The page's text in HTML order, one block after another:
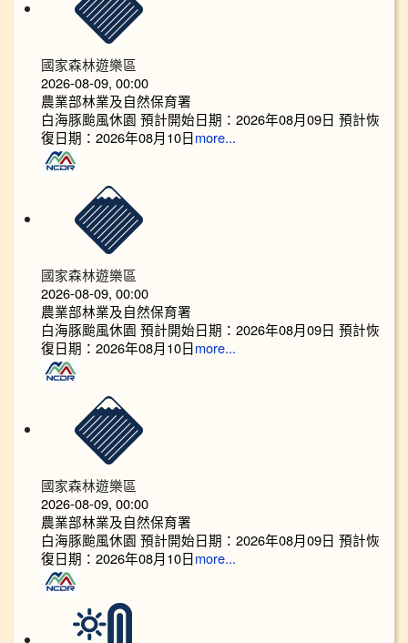
國家森林遊樂區
2026-08-09, 00:00
農業部林業及自然保育署
白海豚颱風休園 預計開始日期：2026年08月09日 預計恢
復日期：2026年08月10日 more...
國家森林遊樂區
2026-08-09, 00:00
農業部林業及自然保育署
白海豚颱風休園 預計開始日期：2026年08月09日 預計恢
復日期：2026年08月10日 more...
國家森林遊樂區
2026-08-09, 00:00
農業部林業及自然保育署
白海豚颱風休園 預計開始日期：2026年08月09日 預計恢
復日期：2026年08月10日 more...